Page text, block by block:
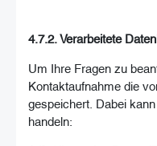
4.7.2. Verarbeitete
Um Ihre Fragen zu
Kontaktaufnahme die
gespeichert. Dabei
handeln: